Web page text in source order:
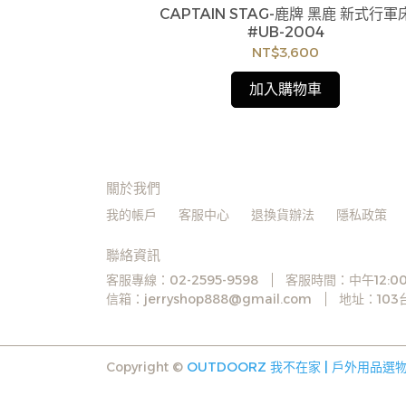
訂購注意事項 :
商品流動性快且多個平台共用庫存，偶有下單
缺貨情形，客服人員將立即與您聯繫交期或更
商品，如無法出貨，本公司將有權取消訂單，
成不便尚請見諒。如遇庫存不足無法下單，亦
迎洽詢客服。
CAPTAIN STAG-鹿牌 黑鹿 新式行軍
#UB-2004
NT$3,600
加入購物車
關於我們
我的帳戶 客服中心 退換貨辦法 隱私政策
聯絡資訊
客服專線：02-2595-9598
客服時間：中午
信箱：jerryshop888@gmail.com
地址：103
Copyright © OUTDOORZ 我不在家 | 戶外用品選